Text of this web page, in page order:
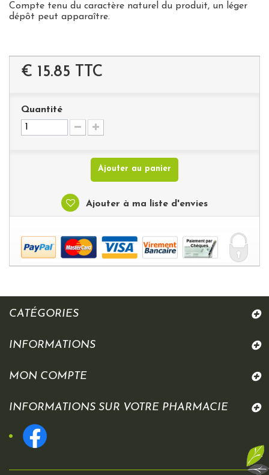
Compte tenu du caractère naturel du produit, un léger
dépôt peut apparaître.
€ 15.85 TTC
Quantité
Ajouter au panier
Ajouter à ma liste d'envies
CATÉGORIES
INFORMATIONS
MON COMPTE
INFORMATIONS SUR VOTRE PHARMACIE